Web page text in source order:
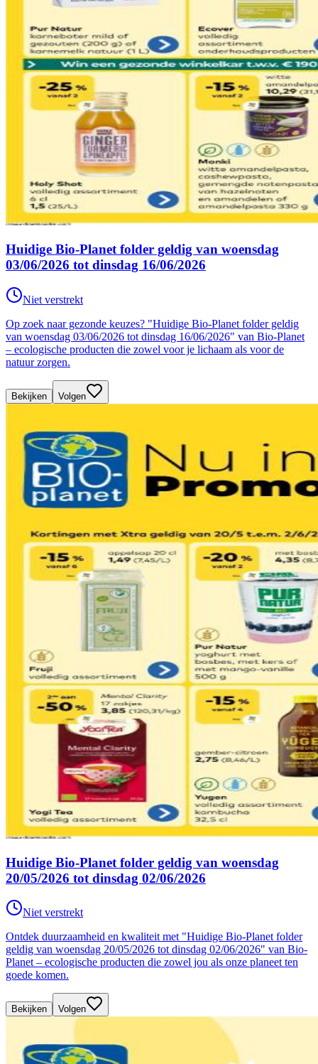
Huidige Bio-Planet folder geldig van woensdag
03/06/2026 tot dinsdag 16/06/2026
Niet verstrekt
Op zoek naar gezonde keuzes? "Huidige Bio-Planet folder geldig
van woensdag 03/06/2026 tot dinsdag 16/06/2026" van Bio-Planet
– ecologische producten die zowel voor je lichaam als voor de
natuur zorgen.
Bekijken Volgen
Huidige Bio-Planet folder geldig van woensdag
20/05/2026 tot dinsdag 02/06/2026
Niet verstrekt
Ontdek duurzaamheid en kwaliteit met "Huidige Bio-Planet folder
geldig van woensdag 20/05/2026 tot dinsdag 02/06/2026" van Bio-
Planet – ecologische producten die zowel jou als onze planeet ten
goede komen.
Bekijken Volgen